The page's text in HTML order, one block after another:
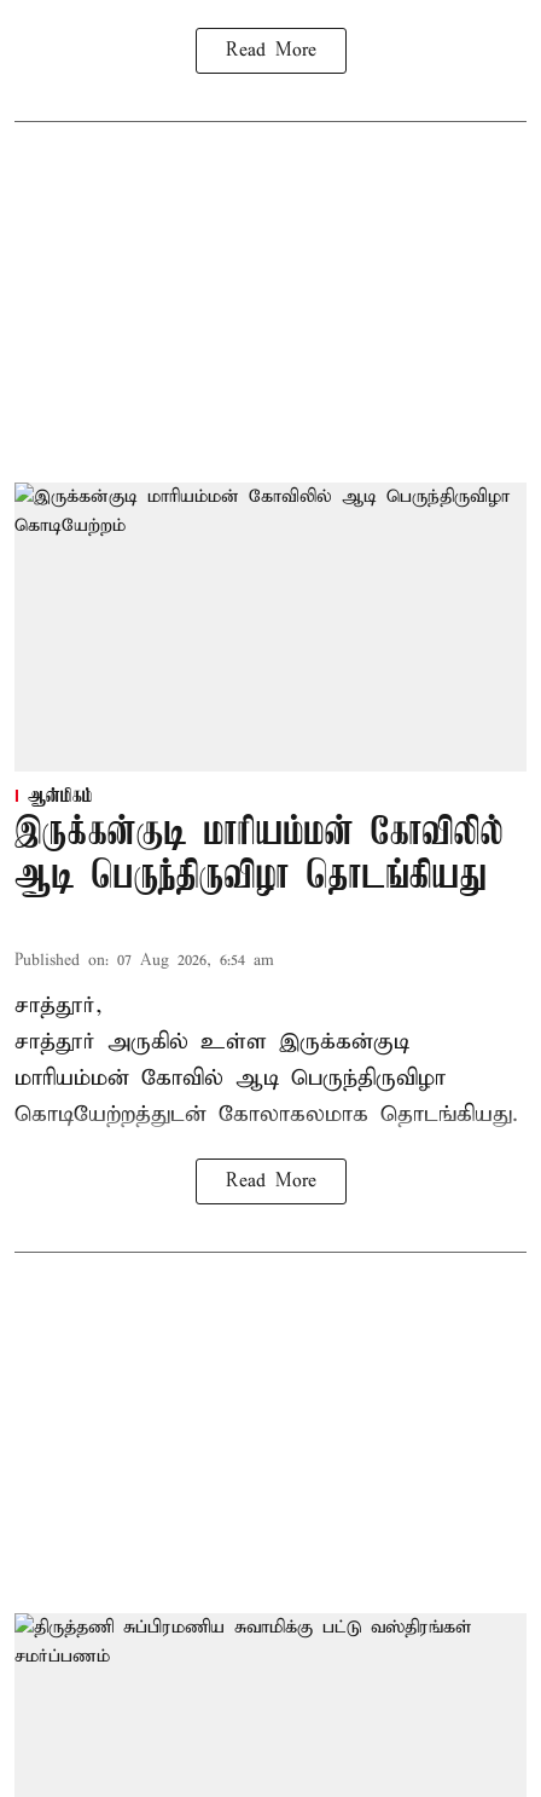
Read More
ஆன்மிகம்
இருக்கன்குடி மாரியம்மன் கோவிலில்
ஆடி பெருந்திருவிழா தொடங்கியது
Published on: 07 Aug 2026, 6:54 am
சாத்தூர்,
சாத்தூர் அருகில் உள்ள இருக்கன்குடி
மாரியம்மன் கோவில் ஆடி பெருந்திருவிழா
கொடியேற்றத்துடன் கோலாகலமாக தொடங்கியது.
Read More